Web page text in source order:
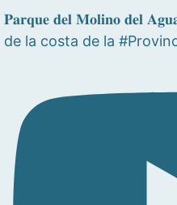
𝐏𝐚𝐫𝐪𝐮𝐞 𝐝𝐞𝐥 𝐌𝐨𝐥𝐢𝐧𝐨 𝐝𝐞𝐥
de la costa de la